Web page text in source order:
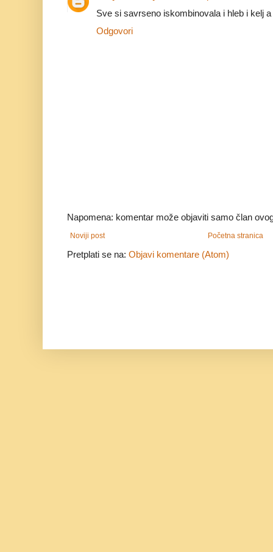
Sve si savrseno iskombinovala i hleb i kelj
Odgovori
Napomena: komentar može objaviti samo član
Noviji post Početna stranica
Pretplati se na: Objavi komentare (Atom)